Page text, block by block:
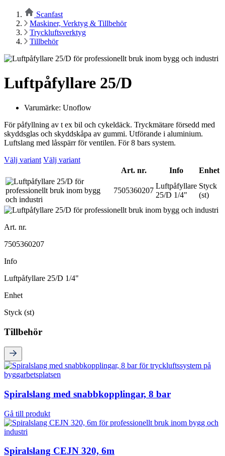
Scanfast
Maskiner, Verktyg & Tillbehör
Tryckluftsverktyg
Tillbehör
Luftpåfyllare 25/D
Varumärke: Unoflow
För påfyllning av t ex bil och cykeldäck. Tryckmätare försedd med
skyddsglas och skyddskåpa av gummi. Utförande i aluminium.
Luftslang med låsspärr för ventilen. För 8 bars system.
Välj variant Välj variant
Art. nr.
Info Enhet
7505360207
Luftpåfyllare
25/D 1/4"
Styck
(st)
Art. nr.
7505360207
Info
Luftpåfyllare 25/D 1/4"
Enhet
Styck (st)
Tillbehör
Spiralslang med snabbkopplingar, 8 bar
Gå till produkt
Spiralslang CEJN 320, 6m